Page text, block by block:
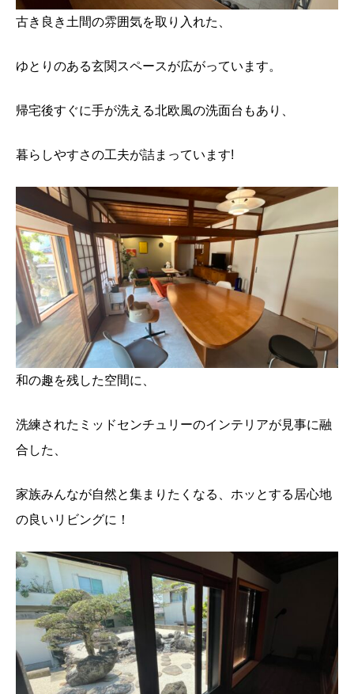
古き良き土間の雰囲気を取り入れた、
ゆとりのある玄関スペースが広がっています。
帰宅後すぐに手が洗える北欧風の洗面台もあり、
暮らしやすさの工夫が詰まっています!
和の趣を残した空間に、
洗練されたミッドセンチュリーのインテリアが見事に融
合した、
家族みんなが自然と集まりたくなる、ホッとする居心地
の良いリビングに！